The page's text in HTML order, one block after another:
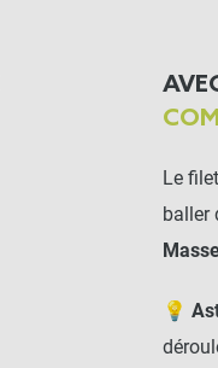
Le
baller
💡